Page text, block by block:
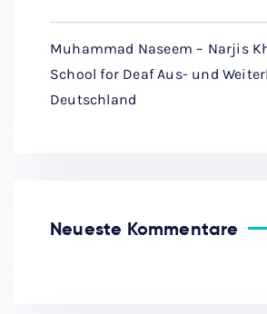
Muhammad Naseem – Narjis
School for Deaf Aus- und
Deutschland
Neueste Kommentare